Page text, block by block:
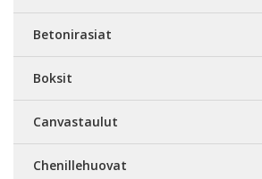
Betonirasiat
Boksit
Canvastaulut
Chenillehuovat